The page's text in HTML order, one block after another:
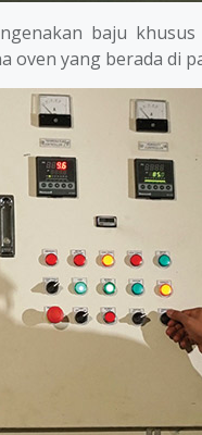
baju
oven yang berada